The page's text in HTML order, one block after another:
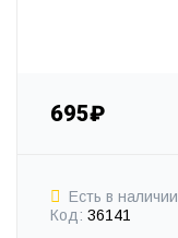
695₽
Есть в наличии
Код: 36141